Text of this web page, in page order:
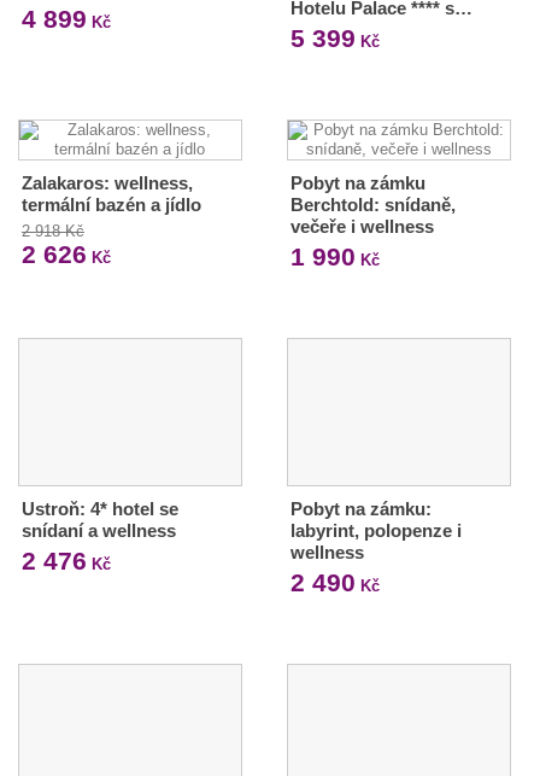
4 899 Kč
Hotelu Palace **** s…
5 399 Kč
Zalakaros: wellness,
termální bazén a jídlo
2 918 Kč
2 626 Kč
Pobyt na zámku
Berchtold: snídaně,
večeře i wellness
1 990 Kč
Ustroň: 4* hotel se
snídaní a wellness
2 476 Kč
Pobyt na zámku:
labyrint, polopenze i
wellness
2 490 Kč